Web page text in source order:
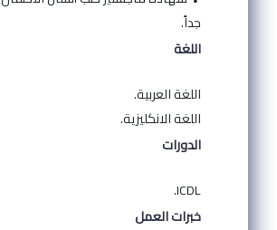
جداً.
اللغة
اللغة العربية.
اللغة الانكليزية.
الدورات
ICDL.
خبرات العمل